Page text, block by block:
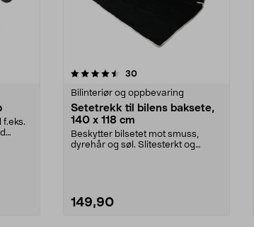
f.eks.
30anmeldelser
Bilinteriør og oppbevaring
Setetrekk til bilens baksete,
140 x 118 cm
Beskytter bilsetet mot smuss,
dyrehår og søl. Slitesterkt og
149,90
4.0 av 5 stjerner